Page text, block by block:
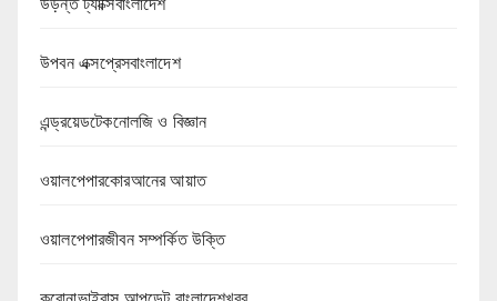
উড়ন্ত ট্যাক্সিবাংলাদেশ
উপবন এক্সপ্রেসবাংলাদেশ
এন্ড্রয়েডটেকনোলজি ও বিজ্ঞান
ওয়ালপেপারকোরআনের আয়াত
ওয়ালপেপারজীবন সম্পর্কিত উক্তি